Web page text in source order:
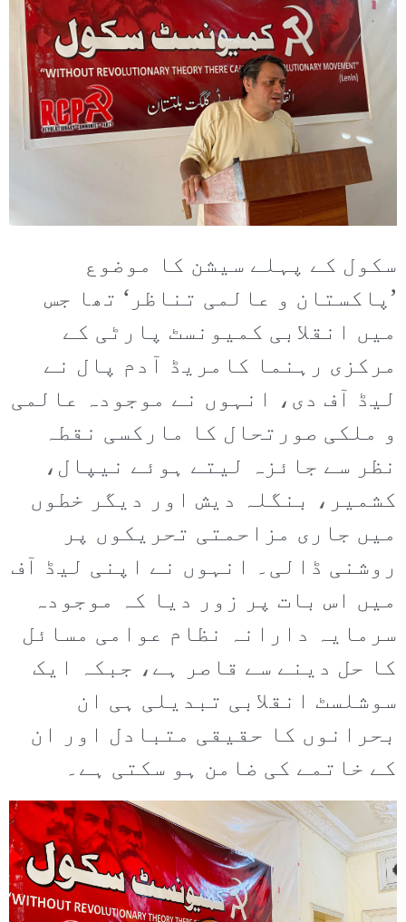
سکول کے پہلے سیشن کا موضوع
’پاکستان و عالمی تناظر‘ تھا جس
میں انقلابی کمیونسٹ پارٹی کے
مرکزی رہنما کامریڈ آدم پال نے
لیڈ آف دی، انہوں نے موجودہ عالمی
و ملکی صورتحال کا مارکسی نقطہ
نظر سے جائزہ لیتے ہوئے نیپال،
کشمیر، بنگلہ دیش اور دیگر خطوں
میں جاری مزاحمتی تحریکوں پر
روشنی ڈالی۔ انہوں نے اپنی لیڈ آف
میں اس بات پر زور دیا کہ موجودہ
سرمایہ دارانہ نظام عوامی مسائل
کا حل دینے سے قاصر ہے، جبکہ ایک
سوشلسٹ انقلابی تبدیلی ہی ان
بحرانوں کا حقیقی متبادل اور ان
کے خاتمے کی ضامن ہو سکتی ہے۔